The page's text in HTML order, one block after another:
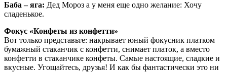
Баба – яга: Дед Мороз а у меня еще одно желание: Хочу
сладенькое.
Фокус «Конфеты из конфетти»
Вот только представьте: накрывает юный фокусник платком
бумажный стаканчик с конфетти, снимает платок, а вместо
конфетти в стаканчике конфеты. Самые настоящие, сладкие и
вкусные. Угощайтесь, друзья! И как бы фантастически это ни